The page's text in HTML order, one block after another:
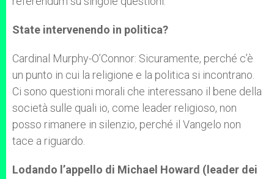
State intervenendo in politica?
Cardinal Murphy-O’Connor: Sicuramente, perché c’è
un punto in cui la religione e la politica si incontrano.
Ci sono questioni morali che interessano il bene della
società sulle quali io, come leader religioso, non
posso rimanere in silenzio, perché il Vangelo non
tace a riguardo.
Lodando l’appello di Michael Howard (leader dei